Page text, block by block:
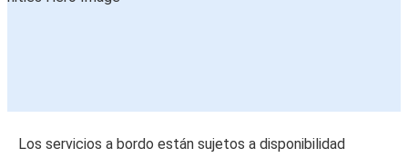
Los servicios a bordo están sujetos a disponibilidad